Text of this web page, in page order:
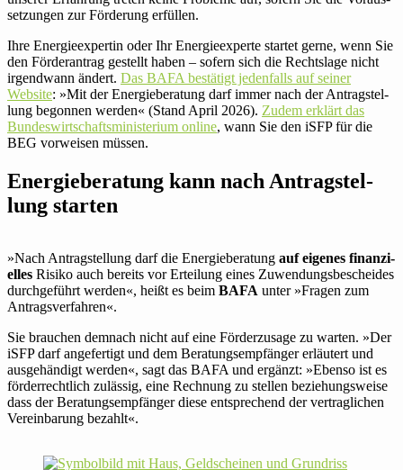
set­zungen zur För­de­rung erfüllen.
Ihre Ener­gie­ex­pertin oder Ihr Ener­gie­ex­perte startet gerne, wenn Sie
den För­der­an­trag gestellt haben – sofern sich die Rechts­lage nicht
irgend­wann ändert. Das BAFA bestä­tigt jeden­falls auf seiner
Website: »Mit der Energie­beratung darf immer nach der Antrag­stel­
lung begonnen werden« (Stand April 2026). Zudem erklärt das
Bun­des­wirt­schafts­mi­nis­te­rium online, wann Sie den iSFP für die
BEG vor­weisen müssen.
Energie­beratung kann nach Antrag­stel­
lung starten
»Nach Antrag­stel­lung darf die Energie­beratung auf eigenes finan­zi­
elles Risiko auch bereits vor Ertei­lung eines Zuwen­dungs­be­scheides
durch­ge­führt werden«, heißt es beim BAFA unter »Fragen zum
Antragsverfahren«.
Sie brau­chen demnach nicht auf eine För­der­zu­sage zu warten. »Der
iSFP darf ange­fer­tigt und dem Bera­tungs­emp­fänger erläu­tert und
aus­ge­hän­digt werden«, sagt das BAFA und ergänzt: »Ebenso ist es
för­der­recht­lich zulässig, eine Rech­nung zu stellen bezie­hungs­weise
dass der Bera­tungs­emp­fänger diese ent­spre­chend der ver­trag­li­chen
Ver­ein­ba­rung bezahlt«.